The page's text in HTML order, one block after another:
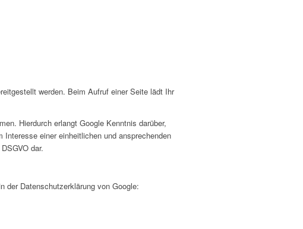
werden. Beim Aufruf einer Seite lädt Ihr
Hierdurch erlangt Google Kenntnis darüber,
einer einheitlichen und ansprechenden
dar.
der Datenschutzerklärung von Google: